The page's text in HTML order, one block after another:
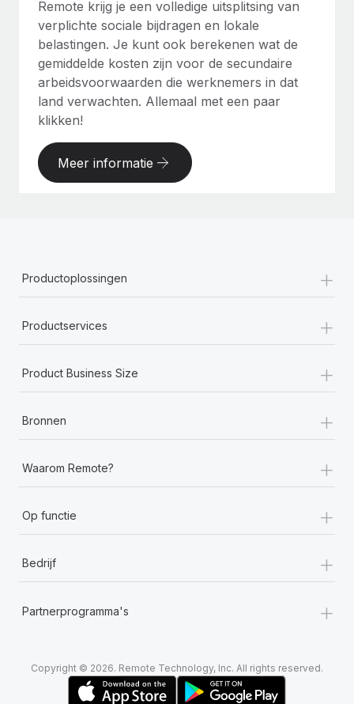
Remote krijg je een volledige uitsplitsing van
verplichte sociale bijdragen en lokale
belastingen. Je kunt ook berekenen wat de
gemiddelde kosten zijn voor de secundaire
arbeidsvoorwaarden die werknemers in dat
land verwachten. Allemaal met een paar
klikken!
Meer informatie
Productoplossingen +
Productservices +
Product Business Size +
Bronnen +
Waarom Remote? +
Op functie +
Bedrijf +
Partnerprogramma's +
Copyright © 2026. Remote Technology, Inc. All rights reserved.